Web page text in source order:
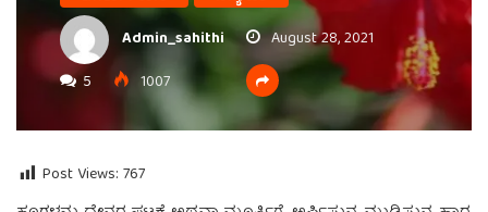
Admin_sahithi
August 28, 2021
5
1007
Post Views: 767